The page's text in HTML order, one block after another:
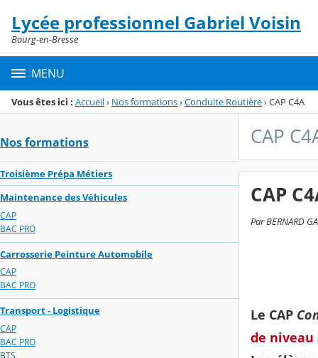
Menu de la rubrique
Contenu
Lycée professionnel Gabriel Voisin
Bourg-en-Bresse
MENU
Vous êtes ici : Accueil› Nos formations›Conduite Routière›CAP C4A
Nos formations
Troisième Prépa Métiers
Maintenance des Véhicules
CAP
BAC PRO
Carrosserie Peinture Automobile
CAP
BAC PRO
Transport - Logistique
CAP
BAC PRO
BTS
CAP
CAP
Par BERNARD
Le CAP
de niveau